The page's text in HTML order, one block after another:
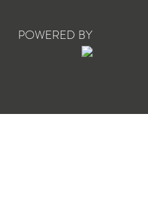
POWERED BY